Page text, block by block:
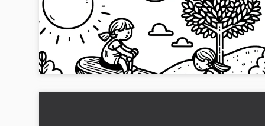
Pige på stor gynge: Malebillede til download
(Gratis)
Gratis farvelægning af en glad pige på gynge. Download det
eller mal det online. Start dit kreative eventyr!...